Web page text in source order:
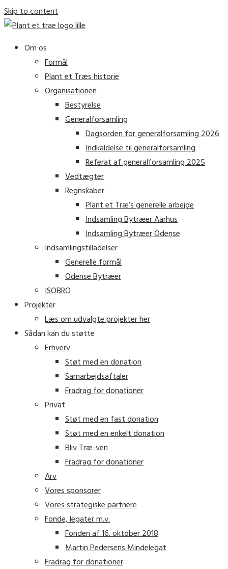
Skip to content
Om os
Formål
Plant et Træs historie
Organisationen
Bestyrelse
Generalforsamling
Dagsorden for generalforsamling 2026
Indkaldelse til generalforsamling
Referat af generalforsamling 2025
Vedtægter
Regnskaber
Plant et Træ’s generelle arbejde
Indsamling Bytræer Aarhus
Indsamling Bytræer Odense
Indsamlingstilladelser
Generelle formål
Odense Bytræer
ISOBRO
Projekter
Læs om udvalgte projekter her
Sådan kan du støtte
Erhverv
Støt med en donation
Samarbejdsaftaler
Fradrag for donationer
Privat
Støt med en fast donation
Støt med en enkelt donation
Bliv Træ-ven
Fradrag for donationer
Arv
Vores sponsorer
Vores strategiske partnere
Fonde, legater m.v.
Fonden af 16. oktober 2018
Martin Pedersens Mindelegat
Fradrag for donationer